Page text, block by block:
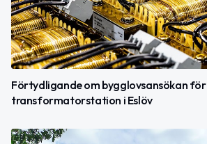
Förtydligande om bygglovsansökan för
transformatorstation i Eslöv